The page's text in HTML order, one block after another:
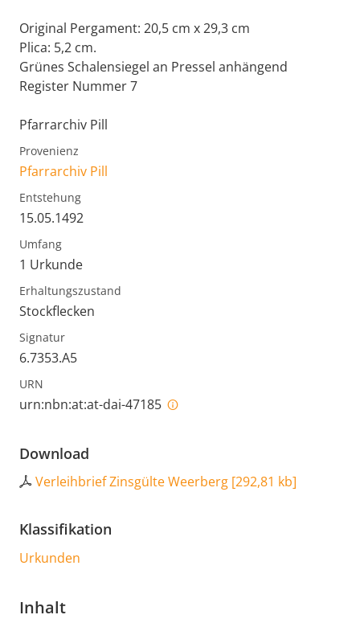
Original Pergament: 20,5 cm x 29,3 cm
Plica: 5,2 cm.
Grünes Schalensiegel an Pressel anhängend
Register Nummer 7
Pfarrarchiv Pill
Provenienz
Pfarrarchiv Pill
Entstehung
15.05.1492
Umfang
1 Urkunde
Erhaltungszustand
Stockflecken
Signatur
6.7353.A5
URN
urn:nbn:at:at-dai-47185
Download
Verleihbrief Zinsgülte Weerberg [292,81 kb]
Klassifikation
Urkunden
Inhalt